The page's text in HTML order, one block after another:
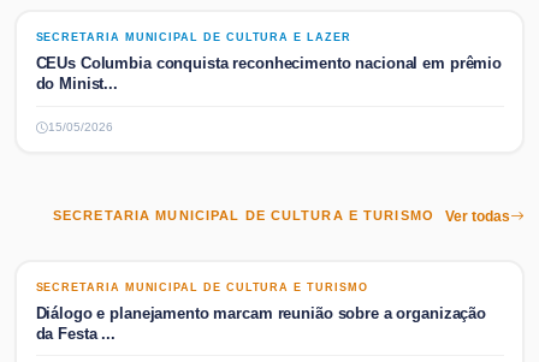
SECRETARIA MUNICIPAL DE CULTURA E LAZER
SECRETARIA MUNICIPAL DE CULTURA E LAZER
CEUs Columbia conquista reconhecimento nacional em prêmio
do Minist...
15/05/2026
SECRETARIA MUNICIPAL DE CULTURA E TURISMO Ver todas
SECRETARIA MUNICIPAL DE CULTURA E TURISMO
SECRETARIA MUNICIPAL DE CULTURA E TURISMO
Diálogo e planejamento marcam reunião sobre a organização
da Festa ...